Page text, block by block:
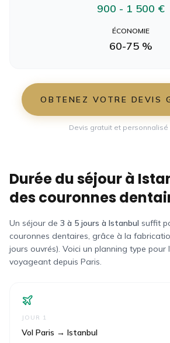
900 - 1 500 €
ÉCONOMIE
60-75 %
OBTENEZ VOTRE DEVIS
Devis gratuit et personnalisé
Durée du séjour à
des couronnes
Un séjour de 3 à 5 jours à Istanbul suffit
couronnes dentaires, grâce à la
jours ouvrés). Voici un planning type pour
voyageant depuis Paris.
JOUR 1
Vol Paris → Istanbul